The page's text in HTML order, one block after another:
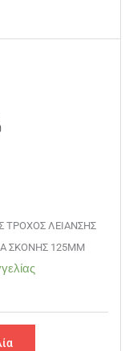
ΤΡΟΧΟΣ ΛΕΙΑΝΣΗΣ
ΣΚΟΝΗΣ 125ΜΜ